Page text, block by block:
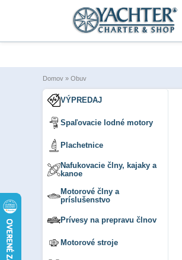
Domov » Obuv
VÝPREDAJ
Spaľovacie lodné motory
Plachetnice
Nafukovacie člny, kajaky a
kanoe
Motorové člny a
príslušenstvo
Prívesy na prepravu člnov
Motorové stroje